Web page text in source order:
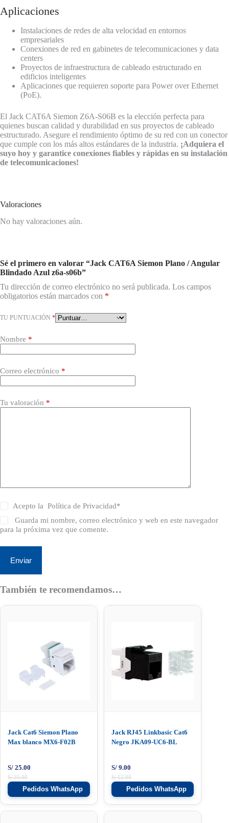
Aplicaciones
Instalaciones de redes de alta velocidad en entornos
empresariales
Conexiones de red en gabinetes de telecomunicaciones y data
centers
Proyectos de infraestructura de cableado estructurado en
edificios inteligentes
Aplicaciones que requieren soporte para Power over Ethernet
(PoE).
El Jack CAT6A Siemon Z6A-S06B es la elección perfecta para
quienes buscan calidad y durabilidad en sus proyectos de cableado
estructurado. Asegure el rendimiento óptimo de su red con un conector
que cumple con los más altos estándares de la industria. ¡Adquiera el
suyo hoy y garantice conexiones fiables y rápidas en su instalación
de telecomunicaciones!
Valoraciones
No hay valoraciones aún.
Sé el primero en valorar “Jack CAT6A Siemon Plano / Angular
Blindado Azul z6a-s06b”
Tu dirección de correo electrónico no será publicada. Los campos
obligatorios están marcados con *
TU PUNTUACIÓN *
Nombre *
Correo electrónico *
Tu valoración *
Acepto laPolítica de Privacidad*
Guarda mi nombre, correo electrónico y web en este navegador
para la próxima vez que comente.
Enviar
También te recomendamos…
Jack Cat6 Siemon Plano
Max blanco MX6-F02B
S/35.00
S/ 25.00
Pedidos WhatsApp
Jack RJ45 Linkbasic Cat6
Negro JKA09-UC6-BL
S/12.00
S/ 9.00
Pedidos WhatsApp